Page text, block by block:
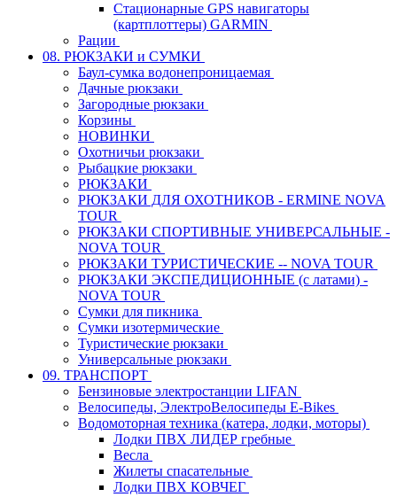
Стационарные GPS навигаторы
(картплоттеры) GARMIN
Рации
08. РЮКЗАКИ и СУМКИ
Баул-сумка водонепроницаемая
Дачные рюкзаки
Загородные рюкзаки
Корзины
НОВИНКИ
Охотничьи рюкзаки
Рыбацкие рюкзаки
РЮКЗАКИ
РЮКЗАКИ ДЛЯ ОХОТНИКОВ - ERMINE NOVA
TOUR
РЮКЗАКИ СПОРТИВНЫЕ УНИВЕРСАЛЬНЫЕ -
NOVA TOUR
РЮКЗАКИ ТУРИСТИЧЕСКИЕ -- NOVA TOUR
РЮКЗАКИ ЭКСПЕДИЦИОННЫЕ (с латами) -
NOVA TOUR
Сумки для пикника
Сумки изотермические
Туристические рюкзаки
Универсальные рюкзаки
09. ТРАНСПОРТ
Бензиновые электростанции LIFAN
Велосипеды, ЭлектроВелосипеды E-Bikes
Водомоторная техника (катера, лодки, моторы)
Лодки ПВХ ЛИДЕР гребные
Весла
Жилеты спасательные
Лодки ПВХ КОВЧЕГ